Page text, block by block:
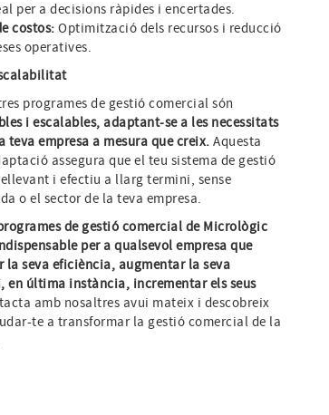
per a decisions ràpides i encertades.
costos: Optimització dels recursos i reducció
operatives.
programes de gestió comercial són
i escalables, adaptant-se a les necessitats
teva empresa a mesura que creix. Aquesta
assegura que el teu sistema de gestió
i efectiu a llarg termini, sense
o el sector de la teva empresa.
de gestió comercial de Micrològic
per a qualsevol empresa que
seva eficiència, augmentar la seva
última instància, incrementar els seus
amb nosaltres avui mateix i descobreix
te a transformar la gestió comercial de la